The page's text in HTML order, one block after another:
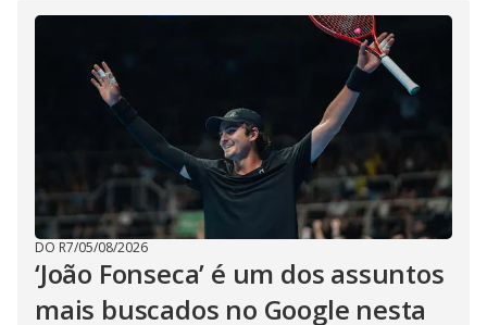
DO R7/05/08/2026
‘João Fonseca’ é um dos assuntos
mais buscados no Google nesta